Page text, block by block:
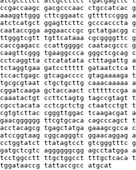
gacgcccaac ctgccatcac
cttcggaatc gttttccggg
ggagttcttc gcccacccta
aggaacccgc gctatgacgg
tgttcataaa cgcggggttc
ccattggggc caatacgccc
tgaaggccca gggctcgcag
ctcatatata ctttagattg
gatccttttt gataatctca
gtcagacccc gtagaaaaga
ctgctgcttg caaacaaaaa
gctaccaact ctttttccga
ccttctagtg tagccgtagt
cctcgctctg ctaatcctgt
cgggttggac tcaagacgat
ttcgtgcaca cagcccagct
tgagctatga gaaagcgcca
cggcagggtc ggaacaggag
ttatagtcct gtcgggtttc
aggggggcgg agcctatgga
ttgctggcct tttgctcaca
tattaccgcc atgcat